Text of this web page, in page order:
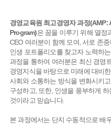
경영교육원 최고경영자 과정
Program)은 꿈을 이루기 위해 열정
CEO 여러분이 함께 모여, 서로 존
인생 포트폴리오를 찾고자 노력하
과정을 통하여 여러분은 최신 경영
경영지식을 바탕으로 미래에 대비
사회와 소통하는 방식을 변화시키
구성하고, 또한, 인생을 풍부하게
것이라고 믿습니다.
본 과정에서는 단지 수동적으로 배